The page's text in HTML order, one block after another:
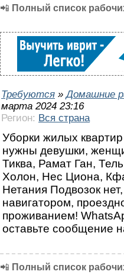
📲 Полный список
Требуются »Домашние
марта 2024 23:16
Регион: Вся страна
Уборки жилых
нужны девушки,
Тиква, Рамат Ган,
Холон, Нес Циона,
Нетания Подвозок
навигатором,
проживанием!
оставьте сообщение
📲 Полный список